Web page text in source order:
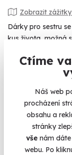
Ctíme
Náš web
procházení
obsahu a
stránky
vše nám
webu. Po
Zobrazit
Dárky pro sestru
kus života, možná
drogerii? Nejlepší
upadnou v
nezaplatila, i když
unagi a
Nechtěla by třeba
I když si nejste na
zážitek může